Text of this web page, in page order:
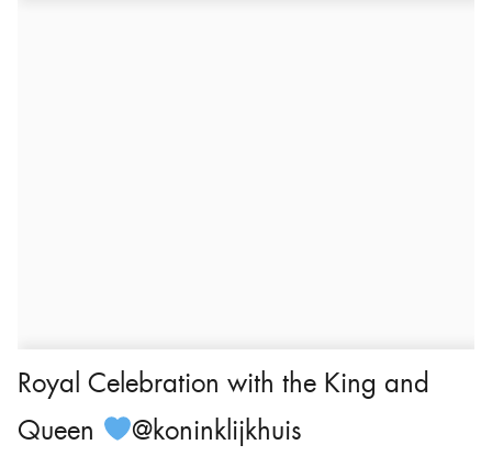
Royal Celebration with the King and
Queen
@koninklijkhuis